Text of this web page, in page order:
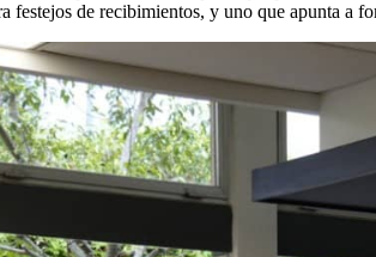
festejos de recibimientos, y uno que apunta a